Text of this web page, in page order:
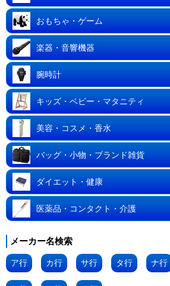
おもちゃ・ゲーム
楽器・音響機器
腕時計
キッズ・ベビー・マタニティ
美容・コスメ・香水
バッグ・小物・ブランド雑貨
ダイエット・健康
医薬品・コンタクト・介護
メーカー名検索
ア行 カ行 サ行 タ行 ナ行